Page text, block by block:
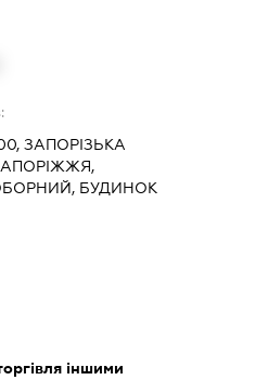
ЗАПОРІЗЬКА
БУДИНОК
іншими